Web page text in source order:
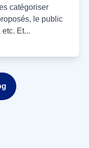
catégoriser
le public
etc. Et...